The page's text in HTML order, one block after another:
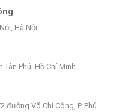
Hà Nội
Tân Phú, Hồ Chí Minh
đường Võ Chí Công, P. Phú